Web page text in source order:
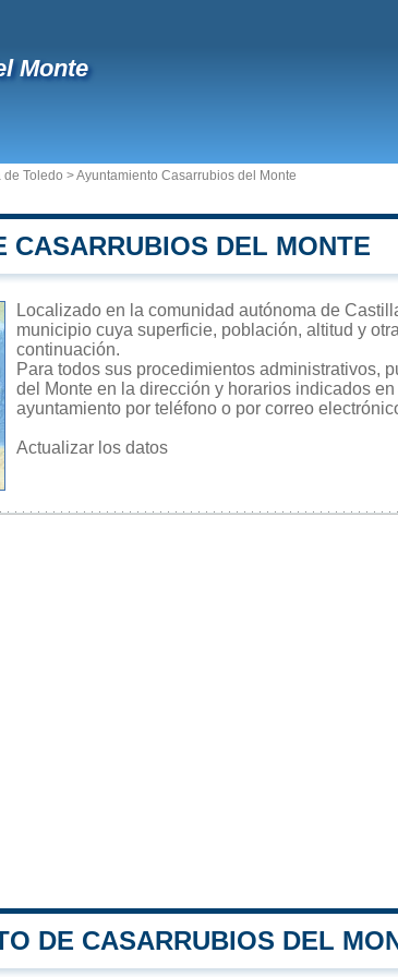
Monte
de Toledo >Ayuntamiento Casarrubios del Monte
CASARRUBIOS DEL MONTE
Localizado en la comunidad autónoma de
municipio cuya superficie, población, altitud y
continuación.
Para todos sus procedimientos administrativos,
del Monte en la dirección y horarios indicados
ayuntamiento por teléfono o por correo
Actualizar los datos
DE CASARRUBIOS DEL